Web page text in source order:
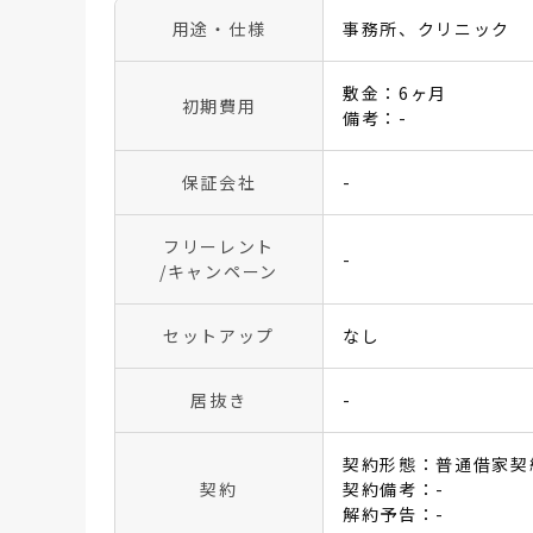
用途・仕様 事務所、クリニック
初期費用
敷金：6ヶ月
備考：-
保証会社 -
フリーレント
/キャンペーン
-
セットアップ なし
居抜き -
契約
契約形態：普通借家
契約備考：-
解約予告：-